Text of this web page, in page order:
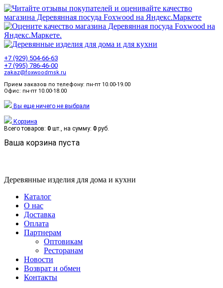
+7 (929) 504-66-63
+7 (995) 786-46-00
zakaz@foxwoodmsk.ru
Прием заказов по телефону: пн-пт 10.00-19.00
Офис: пн-пт 10.00-18.00
Вы еще ничего не выбрали
Корзина
Всего товаров: 0 шт., на сумму: 0 руб.
Ваша корзина пуста
Деревянные изделия для дома и кухни
Каталог
О нас
Доставка
Оплата
Партнерам
Оптовикам
Ресторанам
Новости
Возврат и обмен
Контакты